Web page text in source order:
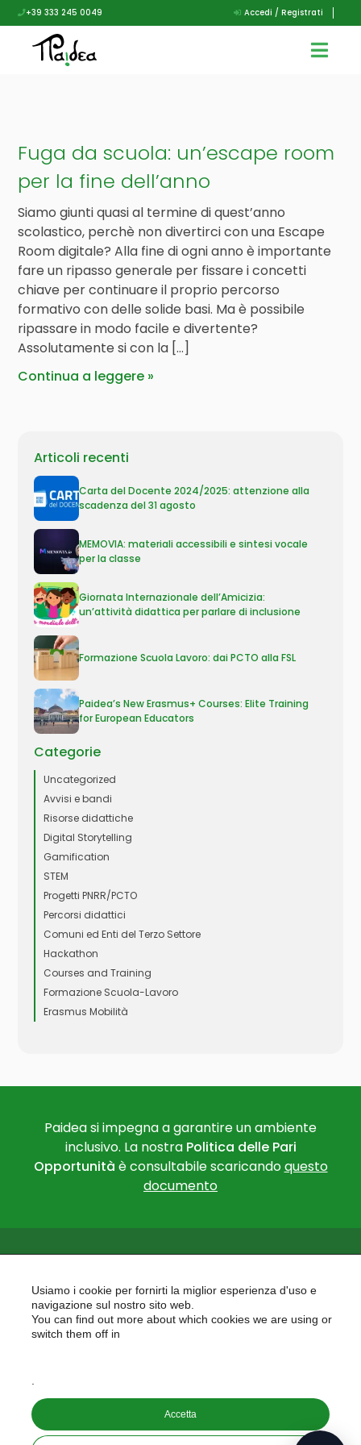
+39 333 245 0049 Accedi / Registrati
Fuga da scuola: un’escape room
per la fine dell’anno
Siamo giunti quasi al termine di quest’anno
scolastico, perchè non divertirci con una Escape
Room digitale? Alla fine di ogni anno è importante
fare un ripasso generale per fissare i concetti
chiave per continuare il proprio percorso
formativo con delle solide basi. Ma è possibile
ripassare in modo facile e divertente?
Assolutamente si con la […]
Continua a leggere
Articoli recenti
Carta del Docente 2024/2025: attenzione alla
scadenza del 31 agosto
MEMOVIA: materiali accessibili e sintesi vocale
per la classe
Giornata Internazionale dell’Amicizia:
un’attività didattica per parlare di inclusione
Formazione Scuola Lavoro: dai PCTO alla FSL
Paidea’s New Erasmus+ Courses: Elite Training
for European Educators
Categorie
Uncategorized
Avvisi e bandi
Risorse didattiche
Digital Storytelling
Gamification
STEM
Progetti PNRR/PCTO
Percorsi didattici
Comuni ed Enti del Terzo Settore
Hackathon
Courses and Training
Formazione Scuola-Lavoro
Erasmus Mobilità
Paidea si impegna a garantire un ambiente
inclusivo. La nostra Politica delle Pari
Opportunità è consultabile scaricandoquesto
documento
PAIDEA
PAIDEA S.A.S. - Capitale sociale 10.000€ i.v.
Usiamo i cookie per fornirti la miglior esperienza d'uso e
navigazione sul nostro sito web.
You can find out more about which cookies we are using or
switch them off in
Accetta